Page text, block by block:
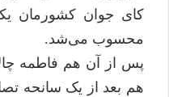
کای جوان کشورمان
محسوب می‌شد.
پس از آن هم فاطمه
هم بعد از یک سانحه